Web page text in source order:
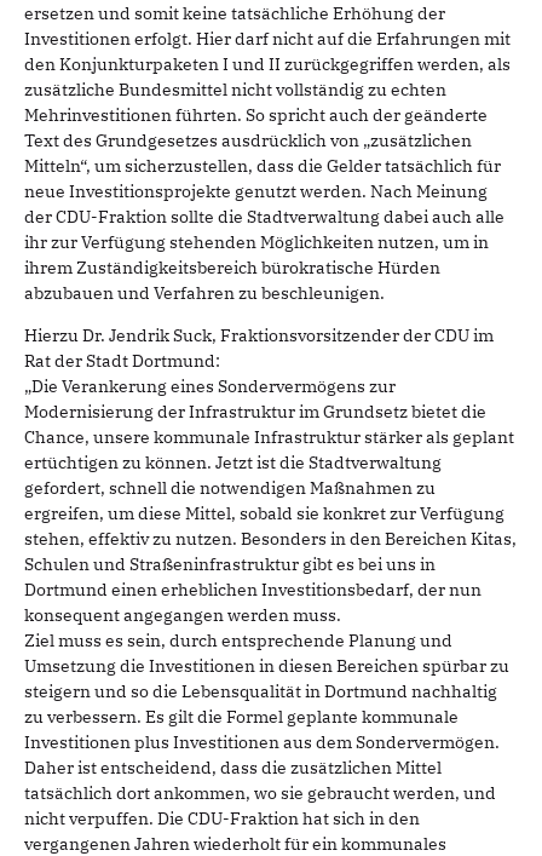
ersetzen und somit keine tatsächliche Erhöhung der
Investitionen erfolgt. Hier darf nicht auf die Erfahrungen mit
den Konjunkturpaketen I und II zurückgegriffen werden, als
zusätzliche Bundesmittel nicht vollständig zu echten
Mehrinvestitionen führten. So spricht auch der geänderte
Text des Grundgesetzes ausdrücklich von „zusätzlichen
Mitteln“, um sicherzustellen, dass die Gelder tatsächlich für
neue Investitionsprojekte genutzt werden. Nach Meinung
der CDU-Fraktion sollte die Stadtverwaltung dabei auch alle
ihr zur Verfügung stehenden Möglichkeiten nutzen, um in
ihrem Zuständigkeitsbereich bürokratische Hürden
abzubauen und Verfahren zu beschleunigen.
Hierzu Dr. Jendrik Suck, Fraktionsvorsitzender der CDU im
Rat der Stadt Dortmund:
„Die Verankerung eines Sondervermögens zur
Modernisierung der Infrastruktur im Grundsetz bietet die
Chance, unsere kommunale Infrastruktur stärker als geplant
ertüchtigen zu können. Jetzt ist die Stadtverwaltung
gefordert, schnell die notwendigen Maßnahmen zu
ergreifen, um diese Mittel, sobald sie konkret zur Verfügung
stehen, effektiv zu nutzen. Besonders in den Bereichen Kitas,
Schulen und Straßeninfrastruktur gibt es bei uns in
Dortmund einen erheblichen Investitionsbedarf, der nun
konsequent angegangen werden muss.
Ziel muss es sein, durch entsprechende Planung und
Umsetzung die Investitionen in diesen Bereichen spürbar zu
steigern und so die Lebensqualität in Dortmund nachhaltig
zu verbessern. Es gilt die Formel geplante kommunale
Investitionen plus Investitionen aus dem Sondervermögen.
Daher ist entscheidend, dass die zusätzlichen Mittel
tatsächlich dort ankommen, wo sie gebraucht werden, und
nicht verpuffen. Die CDU-Fraktion hat sich in den
vergangenen Jahren wiederholt für ein kommunales